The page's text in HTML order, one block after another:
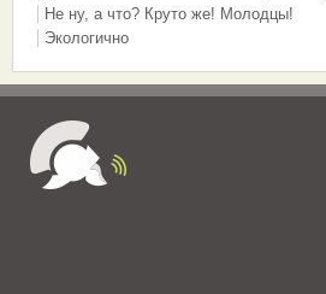
Не ну, а что? Круто же! Молодцы!
Экологично